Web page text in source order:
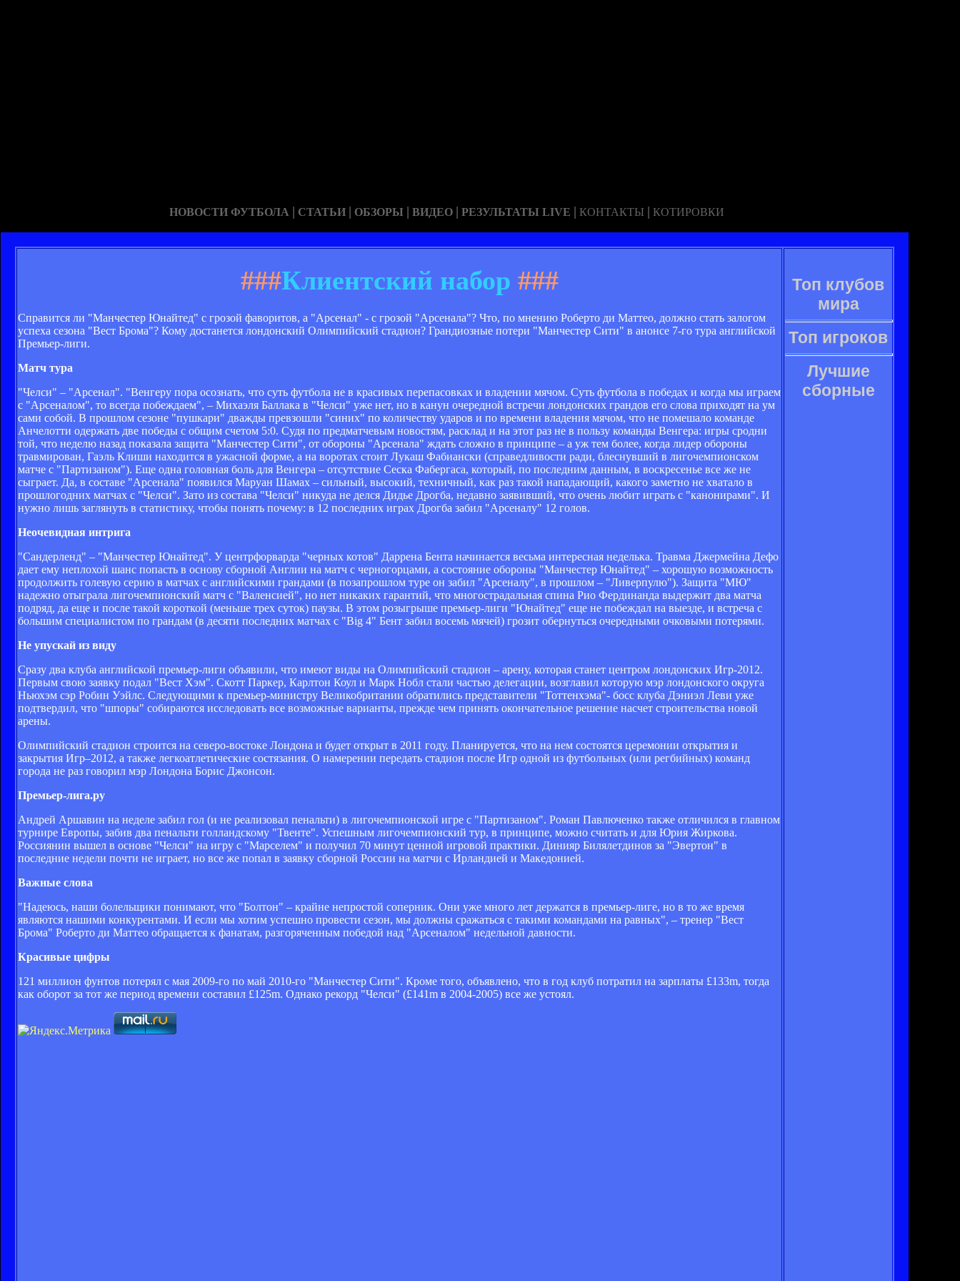
НОВОСТИ ФУТБОЛА | СТАТЬИ | ОБЗОРЫ | ВИДЕО | РЕЗУЛЬТАТЫ LIVE | КОНТАКТЫ | КОТИРОВКИ
###Клиентский набор ###
Справится ли "Манчестер Юнайтед" с грозой фаворитов, а "Арсенал" - с грозой "Арсенала"? Что, по мнению Роберто ди Маттео, должно стать залогом
успеха сезона "Вест Брома"? Кому достанется лондонский Олимпийский стадион? Грандиозные потери "Манчестер Сити" в анонсе 7-го тура английской
Премьер-лиги.
Матч тура
"Челси" – "Арсенал". "Венгеру пора осознать, что суть футбола не в красивых перепасовках и владении мячом. Суть футбола в победах и когда мы играем
с "Арсеналом", то всегда побеждаем", – Михаэля Баллака в "Челси" уже нет, но в канун очередной встречи лондонских грандов его слова приходят на ум
сами собой. В прошлом сезоне "пушкари" дважды превзошли "синих" по количеству ударов и по времени владения мячом, что не помешало команде
Анчелотти одержать две победы с общим счетом 5:0. Судя по предматчевым новостям, расклад и на этот раз не в пользу команды Венгера: игры сродни
той, что неделю назад показала защита "Манчестер Сити", от обороны "Арсенала" ждать сложно в принципе – а уж тем более, когда лидер обороны
травмирован, Гаэль Клиши находится в ужасной форме, а на воротах стоит Лукаш Фабиански (справедливости ради, блеснувший в лигочемпионском
матче с "Партизаном"). Еще одна головная боль для Венгера – отсутствие Сеска Фабергаса, который, по последним данным, в воскресенье все же не
сыграет. Да, в составе "Арсенала" появился Маруан Шамах – сильный, высокий, техничный, как раз такой нападающий, какого заметно не хватало в
прошлогодних матчах с "Челси". Зато из состава "Челси" никуда не делся Дидье Дрогба, недавно заявивший, что очень любит играть с "канонирами". И
нужно лишь заглянуть в статистику, чтобы понять почему: в 12 последних играх Дрогба забил "Арсеналу" 12 голов.
Неочевидная интрига
"Сандерленд" – "Манчестер Юнайтед". У центрфорварда "черных котов" Даррена Бента начинается весьма интересная неделька. Травма Джермейна Дефо
дает ему неплохой шанс попасть в основу сборной Англии на матч с черногорцами, а состояние обороны "Манчестер Юнайтед" – хорошую возможность
продолжить голевую серию в матчах с английскими грандами (в позапрошлом туре он забил "Арсеналу", в прошлом – "Ливерпулю"). Защита "МЮ"
надежно отыграла лигочемпионский матч с "Валенсией", но нет никаких гарантий, что многострадальная спина Рио Фердинанда выдержит два матча
подряд, да еще и после такой короткой (меньше трех суток) паузы. В этом розыгрыше премьер-лиги "Юнайтед" еще не побеждал на выезде, и встреча с
большим специалистом по грандам (в десяти последних матчах с "Big 4" Бент забил восемь мячей) грозит обернуться очередными очковыми потерями.
Не упускай из виду
Сразу два клуба английской премьер-лиги объявили, что имеют виды на Олимпийский стадион – арену, которая станет центром лондонских Игр-2012.
Первым свою заявку подал "Вест Хэм". Скотт Паркер, Карлтон Коул и Марк Нобл стали частью делегации, возглавил которую мэр лондонского округа
Ньюхэм сэр Робин Уэйлс. Следующими к премьер-министру Великобритании обратились представители "Тоттенхэма"- босс клуба Дэниэл Леви уже
подтвердил, что "шпоры" собираются исследовать все возможные варианты, прежде чем принять окончательное решение насчет строительства новой
арены.
Олимпийский стадион строится на северо-востоке Лондона и будет открыт в 2011 году. Планируется, что на нем состоятся церемонии открытия и
закрытия Игр–2012, а также легкоатлетические состязания. О намерении передать стадион после Игр одной из футбольных (или регбийных) команд
города не раз говорил мэр Лондона Борис Джонсон.
Премьер-лига.ру
Андрей Аршавин на неделе забил гол (и не реализовал пенальти) в лигочемпионской игре с "Партизаном". Роман Павлюченко также отличился в главном
турнире Европы, забив два пенальти голландскому "Твенте". Успешным лигочемпионский тур, в принципе, можно считать и для Юрия Жиркова.
Россиянин вышел в основе "Челси" на игру с "Марселем" и получил 70 минут ценной игровой практики. Динияр Билялетдинов за "Эвертон" в
последние недели почти не играет, но все же попал в заявку сборной России на матчи с Ирландией и Македонией.
Важные слова
"Надеюсь, наши болельщики понимают, что "Болтон" – крайне непростой соперник. Они уже много лет держатся в премьер-лиге, но в то же время
являются нашими конкурентами. И если мы хотим успешно провести сезон, мы должны сражаться с такими командами на равных", – тренер "Вест
Брома" Роберто ди Маттео обращается к фанатам, разгоряченным победой над "Арсеналом" недельной давности.
Красивые цифры
121 миллион фунтов потерял с мая 2009-го по май 2010-го "Манчестер Сити". Кроме того, объявлено, что в год клуб потратил на зарплаты £133m, тогда
как оборот за тот же период времени составил £125m. Однако рекорд "Челси" (£141m в 2004-2005) все же устоял.
Топ клубов
мира
Топ игроков
Лучшие
сборные